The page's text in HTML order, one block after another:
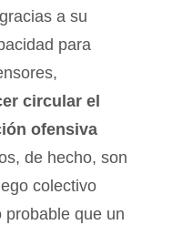
a su
para
circular el
ofensiva
de hecho, son
colectivo
probable que un